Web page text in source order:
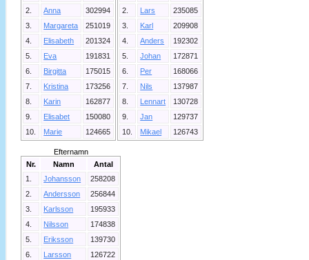
2.
Anna
302994
3.
Margareta
251019
4.
Elisabeth
201324
5.
Eva
191831
6.
Birgitta
175015
7.
Kristina
173256
8.
Karin
162877
9.
Elisabet
150080
10.
Marie 124665
2.
Lars
235085
3.
Karl
209908
4.
Anders
192302
5.
Johan
172871
6.
Per
168066
7.
Nils
137987
8.
Lennart
130728
9.
Jan
129737
10.
Mikael 126743
Efternamn
Nr.
Namn
Antal
1.
Johansson
258208
2.
Andersson
256844
3.
Karlsson
195933
4.
Nilsson
174838
5.
Eriksson
139730
6.
Larsson
126722